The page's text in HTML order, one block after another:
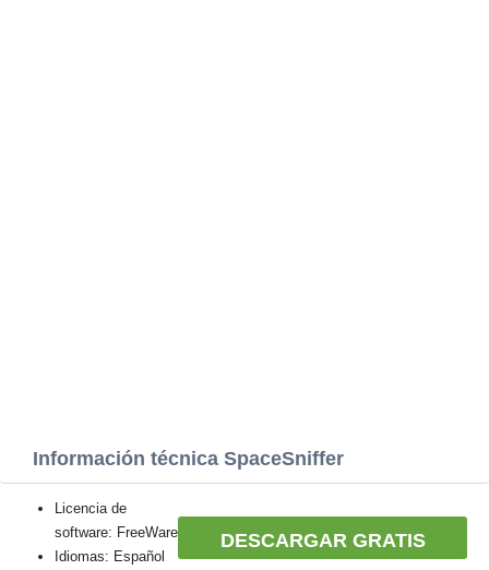
Información técnica SpaceSniffer
DESCARGAR GRATIS
Licencia de
software: FreeWare
Idiomas: Español